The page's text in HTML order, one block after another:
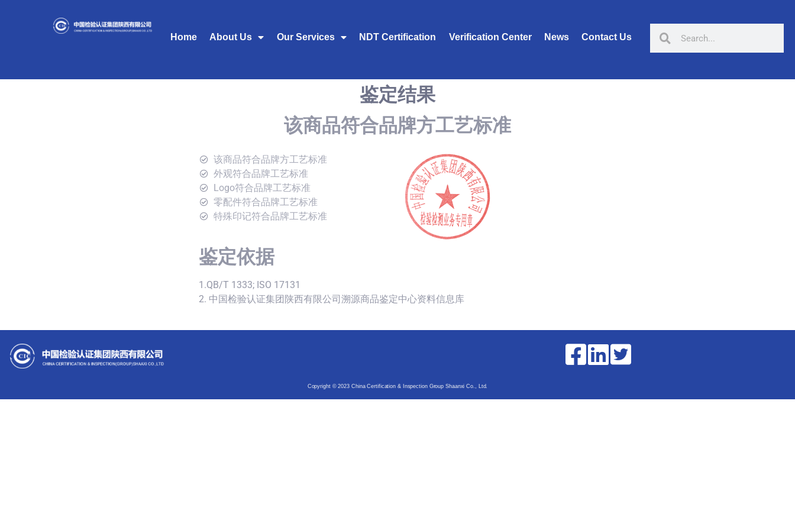
Home About Us Our Services NDT Certification Verification Center News Contact Us
鉴定结果
该商品符合品牌方工艺标准
该商品符合品牌方工艺标准
外观符合品牌工艺标准
Logo符合品牌工艺标准
零配件符合品牌工艺标准
特殊印记符合品牌工艺标准
鉴定依据
1.QB/T 1333; ISO 17131
2. 中国检验认证集团陕西有限公司溯源商品鉴定中心资料信息库
Copyright © 2023 China Certification & Inspection Group Shaanxi Co., Ltd.